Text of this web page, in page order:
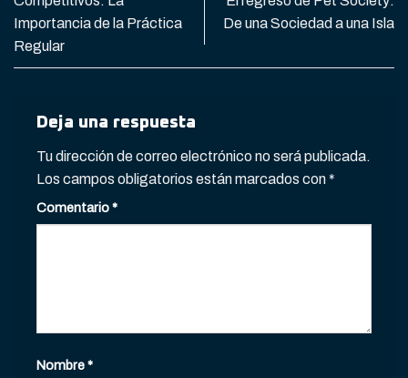
Importancia de la Práctica
Regular
De una Sociedad a una Isla
Deja una respuesta
Tu dirección de correo electrónico no será publicada.
Los campos obligatorios están marcados con*
Comentario*
Nombre*